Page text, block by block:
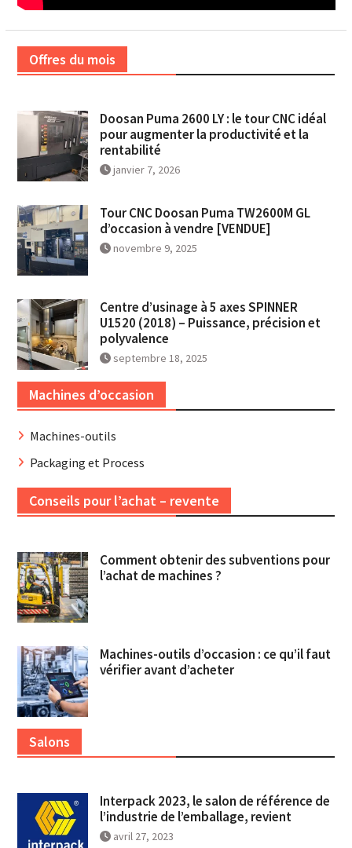
Offres du mois
Doosan Puma 2600 LY : le tour CNC idéal
pour augmenter la productivité et la
rentabilité
janvier 7, 2026
Tour CNC Doosan Puma TW2600M GL
d’occasion à vendre [VENDUE]
novembre 9, 2025
Centre d’usinage à 5 axes SPINNER
U1520 (2018) – Puissance, précision et
polyvalence
septembre 18, 2025
Machines d’occasion
Machines-outils
Packaging et Process
Conseils pour l’achat – revente
Comment obtenir des subventions pour
l’achat de machines ?
Machines-outils d’occasion : ce qu’il faut
vérifier avant d’acheter
Salons
Interpack 2023, le salon de référence de
l’industrie de l’emballage, revient
avril 27, 2023